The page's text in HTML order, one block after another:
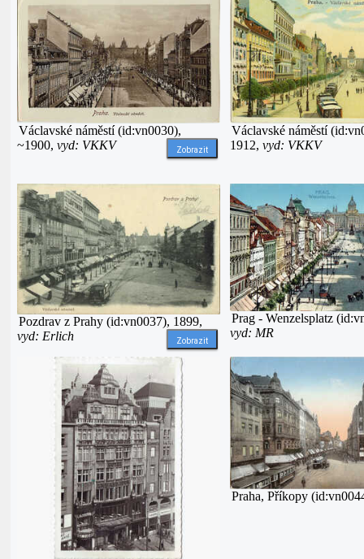
Václavské náměstí (id:vn0030),
~1900, vyd: VKKV Zobrazit
Václavské náměstí
1912, vyd: VKKV
Pozdrav z Prahy (id:vn0037), 1899,
vyd: Erlich
Zobrazit
Prag - Wenzelsplatz
vyd: MR
Praha, Příkopy